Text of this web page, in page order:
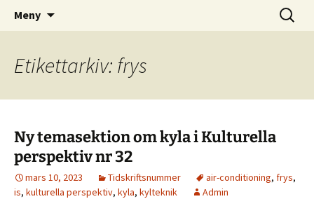
Meny
Sök
efter:
Etikettarkiv: frys
Ny temasektion om kyla i Kulturella
perspektiv nr 32
mars 10, 2023 Tidskriftsnummer air-conditioning, frys,
is, kulturella perspektiv, kyla, kylteknik Admin